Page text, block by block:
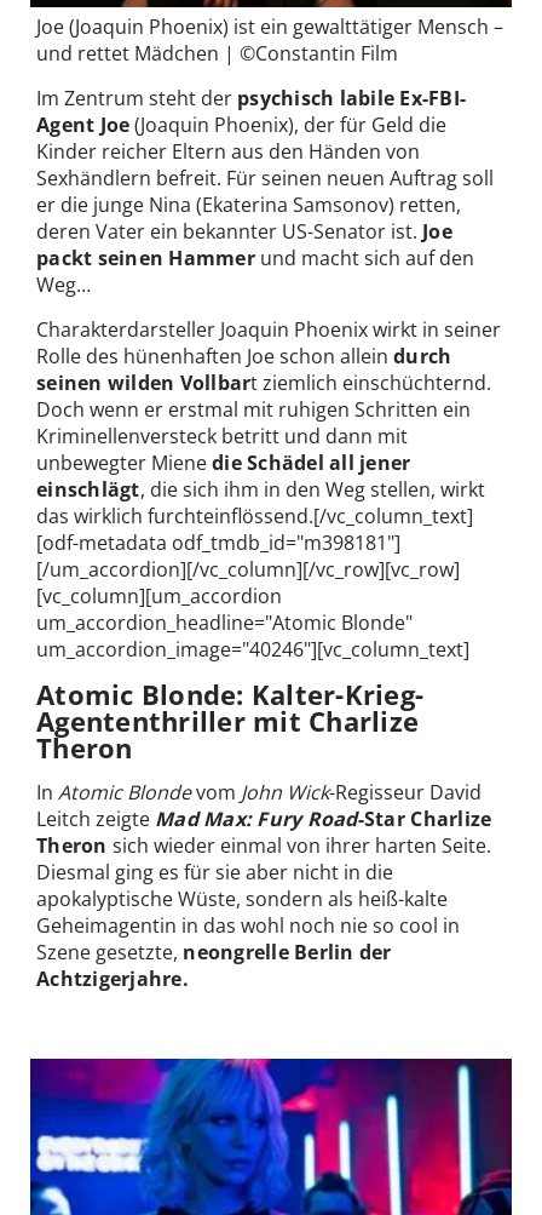
Joe (Joaquin Phoenix) ist ein gewalttätiger Mensch –
und rettet Mädchen | ©Constantin Film
Im Zentrum steht der psychisch labile Ex-FBI-
Agent Joe(Joaquin Phoenix), der für Geld die
Kinder reicher Eltern aus den Händen von
Sexhändlern befreit. Für seinen neuen Auftrag soll
er die junge Nina (Ekaterina Samsonov) retten,
deren Vater ein bekannter US-Senator ist. Joe
packt seinen Hammerund macht sich auf den
Weg…
Charakterdarsteller Joaquin Phoenix wirkt in seiner
Rolle des hünenhaften Joe schon allein durch
seinen wilden Vollbart ziemlich einschüchternd.
Doch wenn er erstmal mit ruhigen Schritten ein
Kriminellenversteck betritt und dann mit
unbewegter Mienedie Schädel all jener
einschlägt, die sich ihm in den Weg stellen, wirkt
das wirklich furchteinflössend.[/vc_column_text]
[odf-metadata odf_tmdb_id="m398181"]
[/um_accordion][/vc_column][/vc_row][vc_row]
[vc_column][um_accordion
um_accordion_headline="Atomic Blonde"
um_accordion_image="40246"][vc_column_text]
Atomic Blonde: Kalter-Krieg-
Agententhriller mit Charlize
Theron
In Atomic Blondevom John Wick-Regisseur David
Leitch zeigte Mad Max: Fury Road-Star Charlize
Theron sich wieder einmal von ihrer harten Seite.
Diesmal ging es für sie aber nicht in die
apokalyptische Wüste, sondern als heiß-kalte
Geheimagentin in das wohl noch nie so cool in
Szene gesetzte, neongrelle Berlin der
Achtzigerjahre.